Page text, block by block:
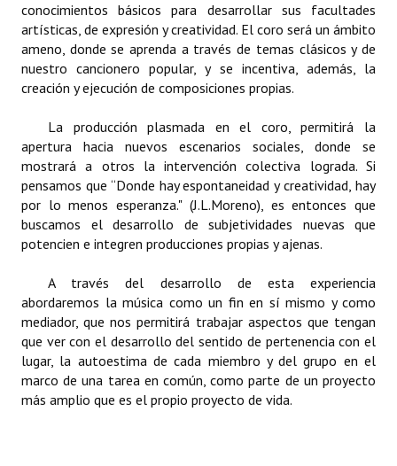
Comunicaciones
Declaraciones
Resoluciones
Resoluciones de Presidencia
INSTITUCIONAL
Antiguos Pobladores
Noticias Destacadas
Registros y Distinciones
Datos Históricos
Premio al Mérito - Registro
Audiencias Públicas - Registro
conocimientos básicos para desarrollar sus facultades
artísticas, de expresión y creatividad. El coro será un ámbito
ameno, donde se aprenda a través de temas clásicos y de
nuestro cancionero popular, y se incentiva, además, la
creación y ejecución de composiciones propias.
La producción plasmada en el coro, permitirá la
apertura hacia nuevos escenarios sociales, donde se
mostrará a otros la intervención colectiva lograda. Si
pensamos que “Donde hay espontaneidad y creatividad, hay
por lo menos esperanza." (J.L.Moreno), es entonces que
buscamos el desarrollo de subjetividades nuevas que
potencien e integren producciones propias y ajenas.
A través del desarrollo de esta experiencia
abordaremos la música como un fin en sí mismo y como
mediador, que nos permitirá trabajar aspectos que tengan
que ver con el desarrollo del sentido de pertenencia con el
lugar, la autoestima de cada miembro y del grupo en el
marco de una tarea en común, como parte de un proyecto
más amplio que es el propio proyecto de vida.